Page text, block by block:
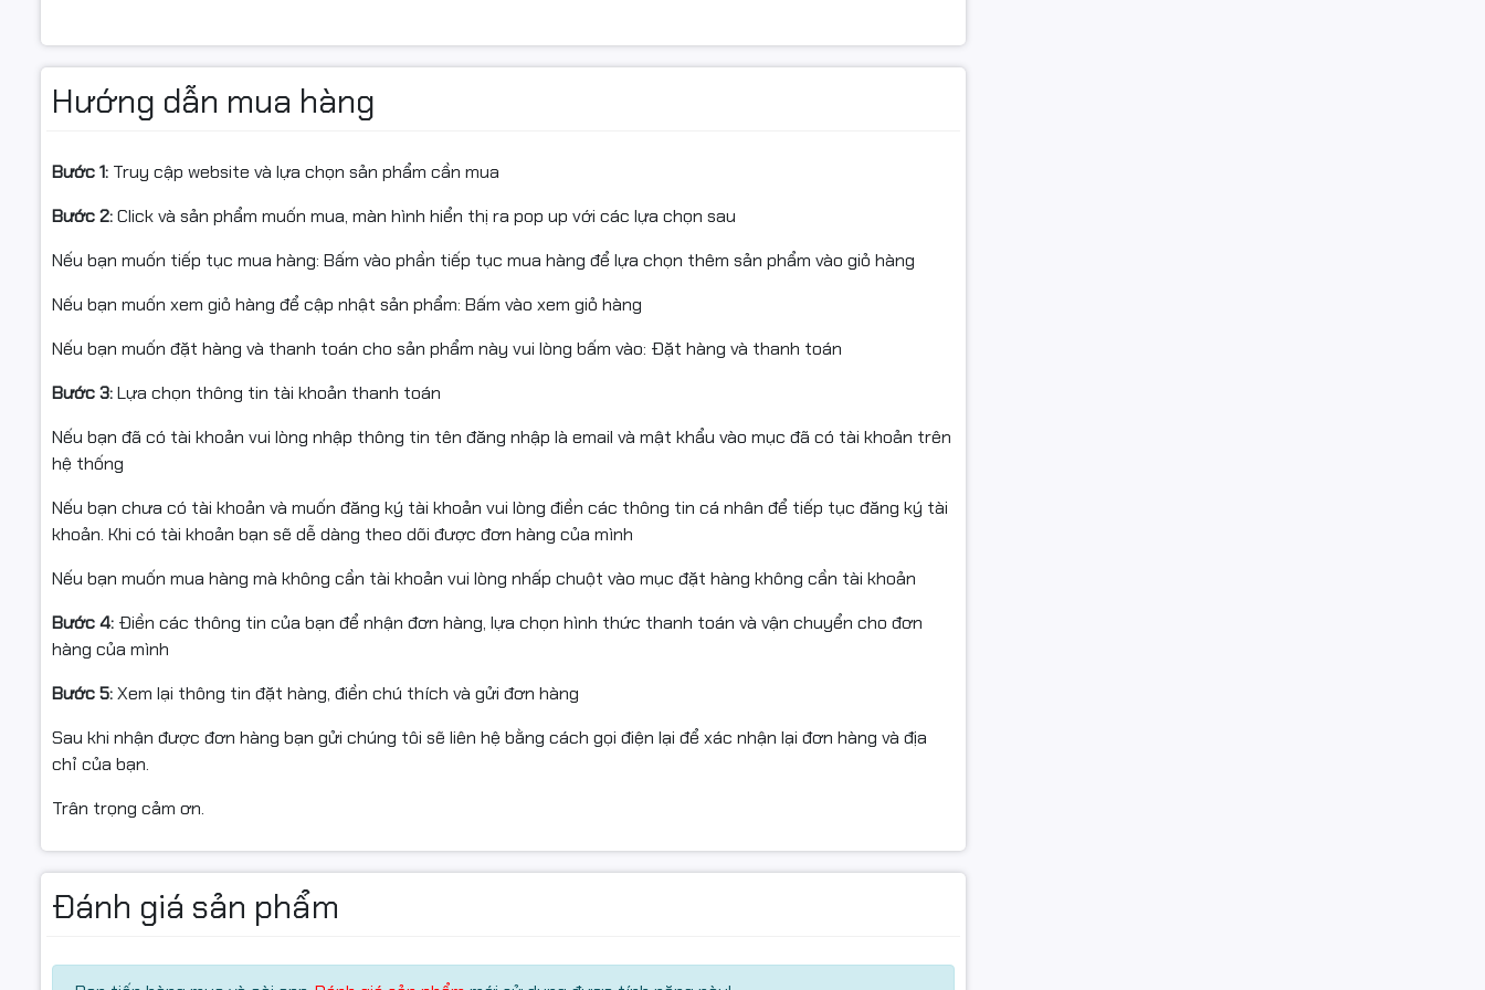
Tương thích đa dạng hệ điều hành
và macOS. Chỉ cần plug-and-play, không cần cài đặt phần mềm – vô cùng tiện lợi cho mọi người dùng.
Chất liệu nhựa ABS bền nhẹ
Bàn phím được làm từ nhựa ABS cao cấp
, vừa cứng cáp, vừa nhẹ, giúp tăng độ bền và dễ dàng di chuyển hoặc
Lý do nên chọn bàn phím KENOO K6020
Thiết kế full-size gọn gàng, dễ thao tác
Trải nghiệm gõ phím êm ái, hạn chế tiếng ồn
Giá rẻ, phù hợp nhu cầu văn phòng và học tập
👉 Nếu bạn đang tìm một chiếc bàn phím có dây
Mua bàn phím KENOO K6020 chính hãng tại Hancomputer
Hancomputer tự hào là đơn vị cung cấp thiết bị máy tính chính hãng với
việc và học tập hàng ngày.
Hướng dẫn mua hàng
Bước 1: Truy cập website và lựa chọn sản phẩm cần mua
Bước 2:Click và sản phẩm muốn mua, màn hình hiển thị ra pop up với các lựa chọn sau
Nếu bạn muốn tiếp tục mua hàng: Bấm vào phần tiếp tục mua hàng để lựa chọn thêm sản phẩm vào giỏ hàng
Nếu bạn muốn xem giỏ hàng để cập nhật sản phẩm: Bấm vào xem giỏ hàng
Nếu bạn muốn đặt hàng và thanh toán cho sản phẩm này vui lòng bấm vào: Đặt hàng và thanh toán
Bước 3:Lựa chọn thông tin tài khoản thanh toán
Nếu bạn đã có tài khoản vui lòng nhập thông tin tên đăng nhập là email và mật khẩu vào mục đã có tài khoản trên
hệ thống
Nếu bạn chưa có tài khoản và muốn đăng ký tài khoản vui lòng điền các thông tin cá nhân để tiếp tục đăng ký tài
khoản. Khi có tài khoản bạn sẽ dễ dàng theo dõi được đơn hàng của mình
Nếu bạn muốn mua hàng mà không cần tài khoản vui lòng nhấp chuột vào mục đặt hàng không cần tài khoản
Bước 4: Điền các thông tin của bạn để nhận đơn hàng, lựa chọn hình thức thanh toán và vận chuyển cho đơn
hàng của mình
Bước 5:Xem lại thông tin đặt hàng, điền chú thích và gửi đơn hàng
Sau khi nhận được đơn hàng bạn gửi chúng tôi sẽ liên hệ bằng cách gọi điện lại để xác nhận lại đơn hàng và địa
chỉ của bạn.
Trân trọng cảm ơn.
Đánh giá sản phẩm
---
Chuẩn kết nối
Kiểu dáng
Đèn Led Không LED
Chất liệu
Màu sắc Đen
đánh máy
- Kiểu kết nối: Có dây
- Chuẩn giao tiếp: USB